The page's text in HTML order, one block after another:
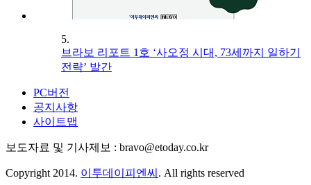
5.
브라보 리포트 1호 ‘사오정 시대, 73세까지 일하기
전략’ 발간
PC버전
공지사항
사이트맵
보도자료 및 기사제보 : bravo@etoday.co.kr
Copyright 2014. 이투데이피엔씨 . All rights reserved